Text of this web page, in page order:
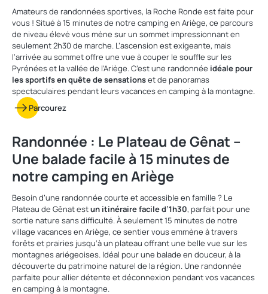
Amateurs de randonnées sportives, la Roche Ronde est faite pour
vous ! Situé à 15 minutes de notre camping en Ariège, ce parcours
de niveau élevé vous mène sur un sommet impressionnant en
seulement 2h30 de marche. L’ascension est exigeante, mais
l’arrivée au sommet offre une vue à couper le souffle sur les
Pyrénées et la vallée de l’Ariège. C’est une randonnée idéale pour
les sportifs en quête de sensationset de panoramas
spectaculaires pendant leurs vacances en camping à la montagne.
Parcourez
Randonnée : Le Plateau de Gênat –
Une balade facile à 15 minutes de
notre camping en Ariège
Besoin d’une randonnée courte et accessible en famille ? Le
Plateau de Gênat estun itinéraire facile d’1h30, parfait pour une
sortie nature sans difficulté. À seulement 15 minutes de notre
village vacances en Ariège, ce sentier vous emmène à travers
forêts et prairies jusqu’à un plateau offrant une belle vue sur les
montagnes ariégeoises. Idéal pour une balade en douceur, à la
découverte du patrimoine naturel de la région. Une randonnée
parfaite pour allier détente et déconnexion pendant vos vacances
en camping à la montagne.